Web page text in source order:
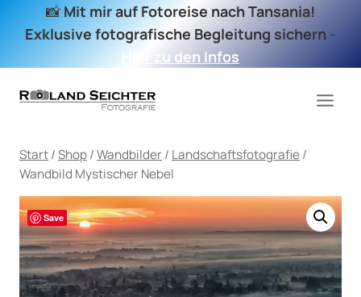
Inhalt
📸 Mit mir auf Fotoreise nach Tansania!
Exklusive fotografische Begleitung sichern -
Hier zu den Infos
Start/Shop/Wandbilder / Landschaftsfotografie/
Wandbild Mystischer Nebel
Save